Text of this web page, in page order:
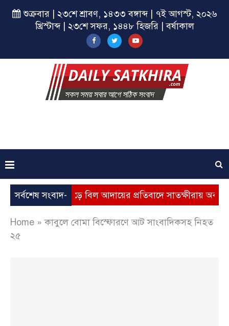
শুক্রবার | ২৩শে শ্রাবণ, ১৪৩৩ বঙ্গাব্দ | ৭ই আগস্ট, ২০২৬
খ্রিস্টাব্দ | ২৩শে সফর, ১৪৪৮ হিজরি | বর্ষাকাল
সর্বশেষ সংবাদ-
ভূতুড়ে বিল আদায়ের প্রতিবাদে সাতক্ষীরায় অবস্থান কর্মসূচি
Home »কাবুলে বোমা বিস্ফোরণে আট সাংবাদিকসহ নিহত
২৫